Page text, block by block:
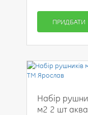
ПРИДБАТИ
Набір
м2 2 шт